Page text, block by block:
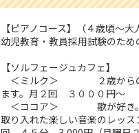
【ピアノコース】（４歳頃～
幼児教育・教員採用試験のため
【ソルフェージュカフェ】
＜ミルク＞ ２歳からのソ
ます。月２回 ３０００円～
＜ココア＞ 歌が好き。音
取り入れた楽しい音楽のレッ